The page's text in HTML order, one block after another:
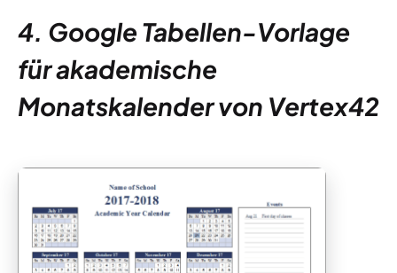
4. Google Tabellen-Vorlage
für akademische
Monatskalender von Vertex42